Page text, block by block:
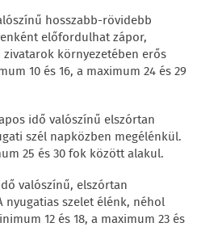
hosszabb-rövidebb
előfordulhat zápor,
környezetében erős
10 és 16, a maximum 24 és 29
idő valószínű elszórtan
szél napközben megélénkül.
25 és 30 fok között alakul.
valószínű, elszórtan
szelet élénk, néhol
12 és 18, a maximum 23 és